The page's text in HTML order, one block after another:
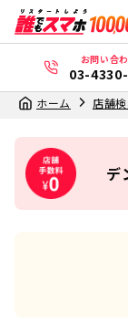
お問い合
03-
ホーム 店舗
デ